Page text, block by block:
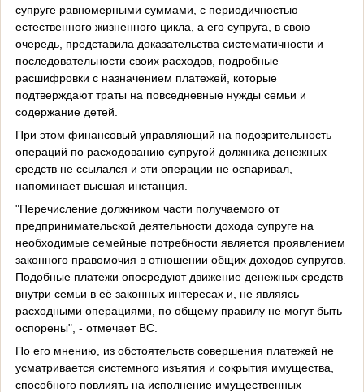
супруге равномерными суммами, с периодичностью
естественного жизненного цикла, а его супруга, в свою
очередь, представила доказательства систематичности и
последовательности своих расходов, подробные
расшифровки с назначением платежей, которые
подтверждают траты на повседневные нужды семьи и
содержание детей.
При этом финансовый управляющий на подозрительность
операций по расходованию супругой должника денежных
средств не ссылался и эти операции не оспаривал,
напоминает высшая инстанция.
"Перечисление должником части получаемого от
предпринимательской деятельности дохода супруге на
необходимые семейные потребности является проявлением
законного правомочия в отношении общих доходов супругов.
Подобные платежи опосредуют движение денежных средств
внутри семьи в её законных интересах и, не являясь
расходными операциями, по общему правилу не могут быть
оспорены", - отмечает ВС.
По его мнению, из обстоятельств совершения платежей не
усматривается системного изъятия и сокрытия имущества,
способного повлиять на исполнение имущественных